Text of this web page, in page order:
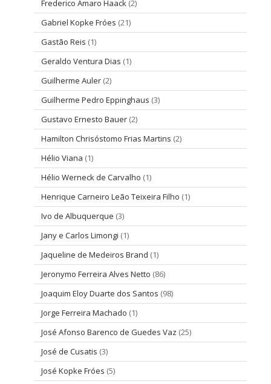
Frederico Amaro Haack (2)
Gabriel Kopke Fróes (21)
Gastão Reis (1)
Geraldo Ventura Dias (1)
Guilherme Auler (2)
Guilherme Pedro Eppinghaus (3)
Gustavo Ernesto Bauer (2)
Hamilton Chrisóstomo Frias Martins (2)
Hélio Viana (1)
Hélio Werneck de Carvalho (1)
Henrique Carneiro Leão Teixeira Filho (1)
Ivo de Albuquerque (3)
Jany e Carlos Limongi (1)
Jaqueline de Medeiros Brand (1)
Jeronymo Ferreira Alves Netto (86)
Joaquim Eloy Duarte dos Santos (98)
Jorge Ferreira Machado (1)
José Afonso Barenco de Guedes Vaz (25)
José de Cusatis (3)
José Kopke Fróes (5)